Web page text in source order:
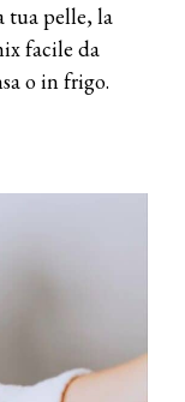
tua pelle, la
facile da
o in frigo.